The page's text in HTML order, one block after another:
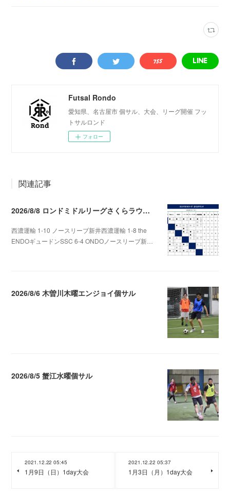
Futsal Rondo
愛知県、名古屋市 個サル、大会、リーグ開催 フッ
トサルロンド
フォロー
関連記事
2026/8/8 ロンドミドルリーグさくらラウンド第5.6節
西濃運輸 1-10 ノースリーブ新井西濃運輸 1-8 the
ENDOギュードンSSC 6-4 ONDOノースリーブ新…
2026/8/6 木曽川木曜エンジョイ個サル
2026/8/5 蟹江水曜個サル
2021.12.22 05:45
1月9日（日）1day大会
2021.12.22 05:37
1月3日（月）1day大会